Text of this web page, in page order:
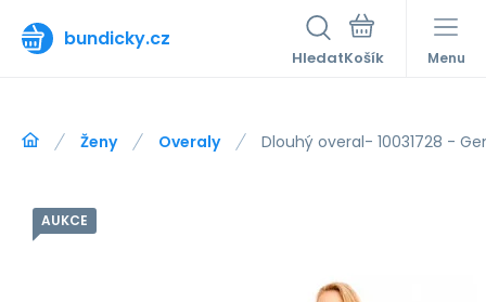
bundicky.cz
Hledat Menu
Ženy Overaly Dlouhý overal- 10031728 -
AUKCE